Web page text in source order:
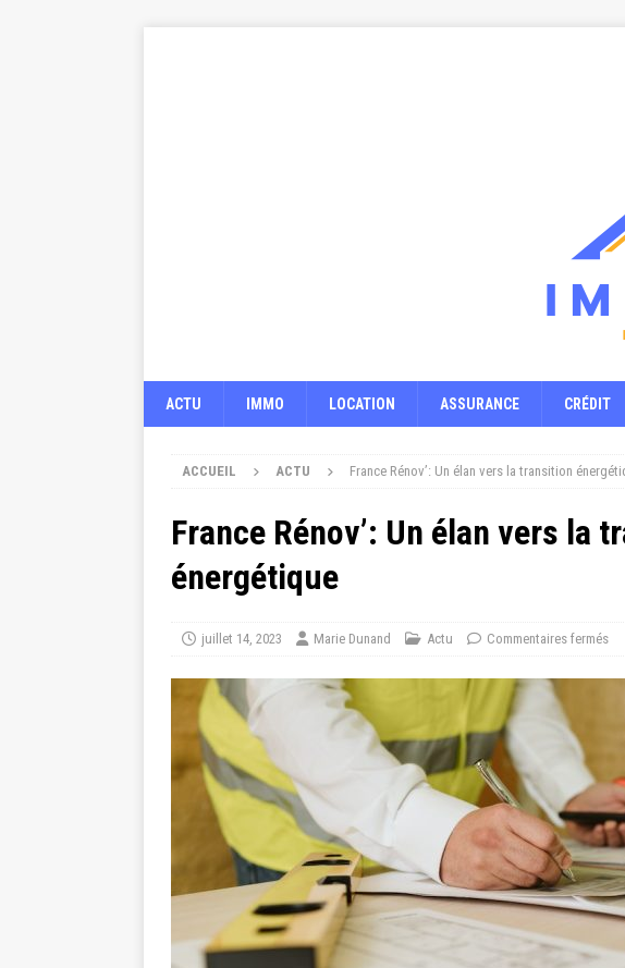
ACTU IMMO LOCATION ASSURANCE CRÉDIT
ACCUEIL ACTU France Rénov’: Un élan vers la transition
France Rénov’: Un élan vers la
énergétique
juillet 14, 2023 Marie Dunand Actu Commentaires fermés